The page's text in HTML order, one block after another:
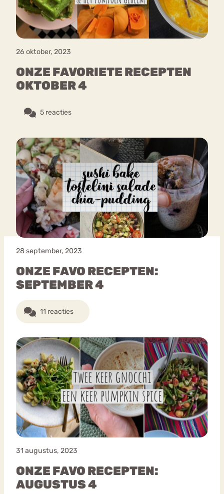
26 oktober, 2023
ONZE FAVORIETE RECEPTEN
OKTOBER 4
5 reacties
28 september, 2023
ONZE FAVO RECEPTEN:
SEPTEMBER 4
11 reacties
31 augustus, 2023
ONZE FAVO RECEPTEN:
AUGUSTUS 4